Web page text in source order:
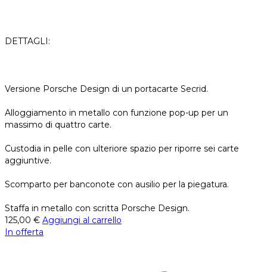
DETTAGLI:
Versione Porsche Design di un portacarte Secrid.
Alloggiamento in metallo con funzione pop-up per un
massimo di quattro carte.
Custodia in pelle con ulteriore spazio per riporre sei carte
aggiuntive.
Scomparto per banconote con ausilio per la piegatura.
Staffa in metallo con scritta Porsche Design.
125,00 € Aggiungi al carrello
In offerta